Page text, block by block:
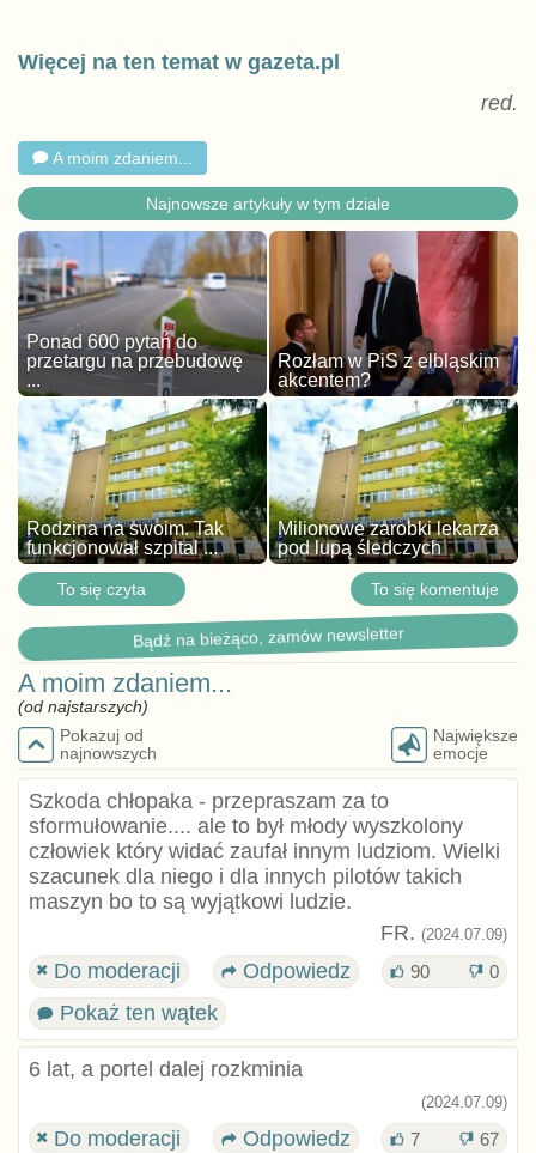
Więcej na ten temat w gazeta.pl
red.
A moim zdaniem...
Najnowsze artykuły w tym dziale
Ponad 600 pytań do
przetargu na przebudowę
...
Rozłam w PiS z elbląskim
akcentem?
Rodzina na swoim. Tak
funkcjonował szpital ...
Milionowe zarobki lekarza
pod lupą śledczych
To się czyta To się komentuje
Bądź na bieżąco, zamów newsletter
A moim zdaniem...
(od najstarszych)
Pokazuj od
najnowszych
Największe
emocje
Szkoda chłopaka - przepraszam za to
sformułowanie.... ale to był młody wyszkolony
człowiek który widać zaufał innym ludziom. Wielki
szacunek dla niego i dla innych pilotów takich
maszyn bo to są wyjątkowi ludzie.
FR. (2024.07.09)
Do moderacji Odpowiedz 90 0
Pokaż ten wątek
6 lat, a portel dalej rozkminia
(2024.07.09)
Do moderacji Odpowiedz 7 67